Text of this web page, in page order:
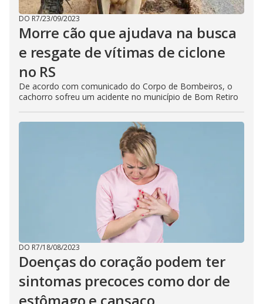
DO R7/23/09/2023
Morre cão que ajudava na busca
e resgate de vítimas de ciclone
no RS
De acordo com comunicado do Corpo de Bombeiros, o
cachorro sofreu um acidente no município de Bom Retiro
DO R7/18/08/2023
Doenças do coração podem ter
sintomas precoces como dor de